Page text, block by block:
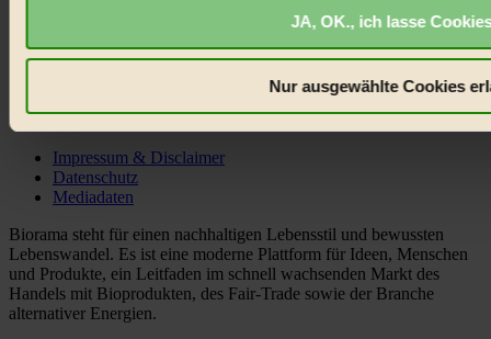
JA, OK., ich lasse
Nur ausgewählte Cookies
© 2026 Biorama GmbH
Impressum & Disclaimer
Datenschutz
Mediadaten
Biorama steht für einen nachhaltigen Lebensstil und bewussten
Lebenswandel. Es ist eine moderne Plattform für Ideen, Menschen
und Produkte, ein Leitfaden im schnell wachsenden Markt des
Handels mit Bioprodukten, des Fair-Trade sowie der Branche
alternativer Energien.